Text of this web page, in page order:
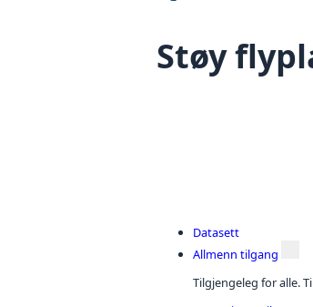
Støy
Datasett
Allmenn tilgang
Tilgjengeleg for alle.